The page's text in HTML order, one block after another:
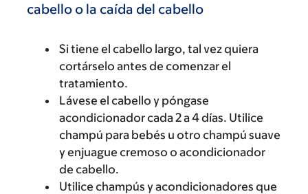
cabello o la caída del cabello
Si tiene el cabello largo, tal vez quiera
cortárselo antes de comenzar el
tratamiento.
Lávese el cabello y póngase
acondicionador cada 2 a 4 días. Utilice
champú para bebés u otro champú suave
y enjuague cremoso o acondicionador
de cabello.
Utilice champús y acondicionadores que